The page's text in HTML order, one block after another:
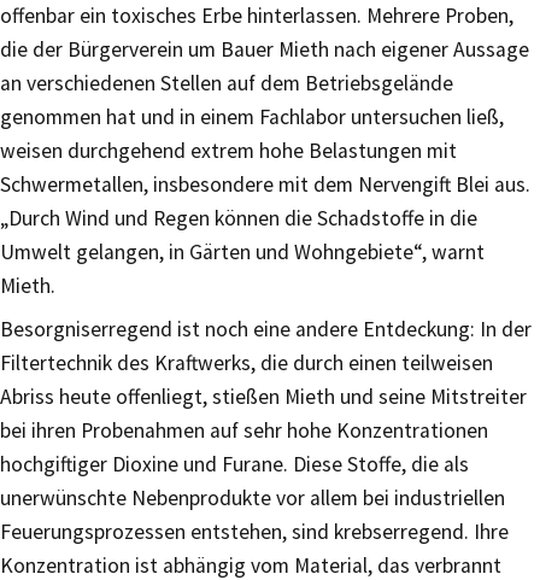
offenbar ein toxisches Erbe hinterlassen. Mehrere Proben,
die der Bürgerverein um Bauer Mieth nach eigener Aussage
an verschiedenen Stellen auf dem Betriebsgelände
genommen hat und in einem Fachlabor untersuchen ließ,
weisen durchgehend extrem hohe Belastungen mit
Schwermetallen, insbesondere mit dem Nervengift Blei aus.
„Durch Wind und Regen können die Schadstoffe in die
Umwelt gelangen, in Gärten und Wohngebiete“, warnt
Mieth.
Besorgniserregend ist noch eine andere Entdeckung: In der
Filtertechnik des Kraftwerks, die durch einen teilweisen
Abriss heute offenliegt, stießen Mieth und seine Mitstreiter
bei ihren Probenahmen auf sehr hohe Konzentrationen
hochgiftiger Dioxine und Furane. Diese Stoffe, die als
unerwünschte Nebenprodukte vor allem bei industriellen
Feuerungsprozessen entstehen, sind krebserregend. Ihre
Konzentration ist abhängig vom Material, das verbrannt